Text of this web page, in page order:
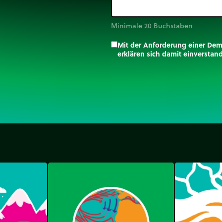
Minimale 20 Buchstaben
Mit der Anforderung einer
erklären sich damit